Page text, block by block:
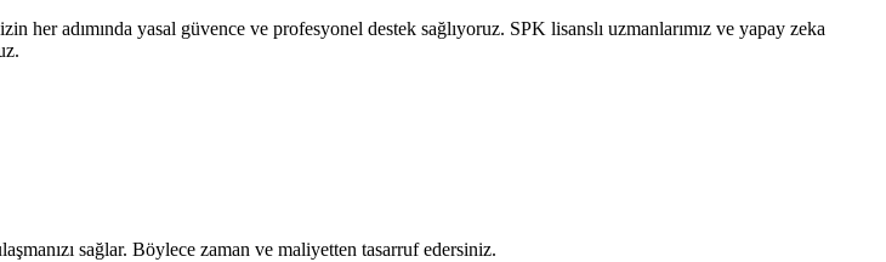
her adımında yasal güvence ve profesyonel destek sağlıyoruz. SPK lisanslı uzmanlarımız ve yapay zeka
sağlar. Böylece zaman ve maliyetten tasarruf edersiniz.